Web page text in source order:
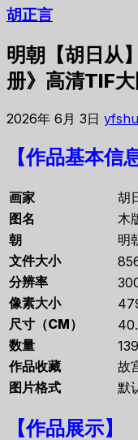
胡正言
明朝【胡日从
册》高清TIF
2026年 6月 3日
【作品基本信
画家
胡
图名
木
朝
明
文件大小
分辨率
像素大小
尺寸（CM）
数量
139
作品收藏
故
图片格式
默
【作品展示】